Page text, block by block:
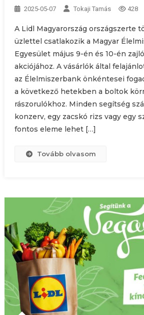
2025-05-07 Tokaji Tamás 428
A Lidl Magyarország országszerte
üzlettel csatlakozik a Magyar
Egyesület május 9-én és 10-én
akciójához. A vásárlók által
az Élelmiszerbank önkéntesei
a következő hetekben a boltok
rászorulókhoz. Minden segítség
konzerv, egy zacskó rizs vagy egy
fontos eleme lehet […]
Tovább olvasom